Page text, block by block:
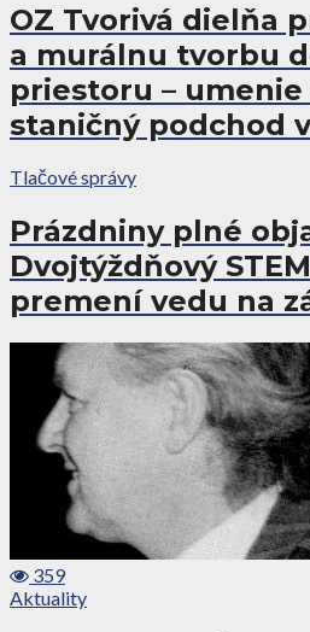
OZ Tvorivá dielňa
a murálnu tvorbu
priestoru – umenie
staničný podchod
Tlačové správy
Prázdniny plné
Dvojtýždňový
premení vedu na
359
Aktuality